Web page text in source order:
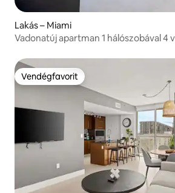
Lakás – Miami
Vadonatúj apartman 1 hálószobával 4
Vendégfavorit
Vendégfavorit